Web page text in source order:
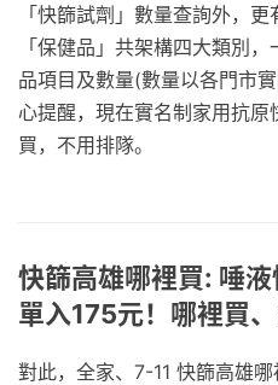
「快篩試劑」數量查詢外，
「保健品」共架構四大類別
品項目及數量(數量以各門市
心提醒，現在實名制家用抗
買，不用排隊。
快篩高雄哪裡買: 唾液
單入175元！哪裡買
對此，全家、7-11 快篩高雄